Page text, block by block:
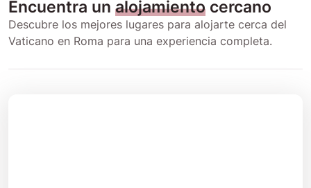
Encuentra un alojamiento cercano
Descubre los mejores lugares para alojarte cerca del
Vaticano en Roma para una experiencia completa.